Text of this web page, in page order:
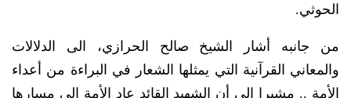
الحوثي.
من جانبه أشار الشيخ صالح الحرازي، الى الدلالات
والمعاني القرآنية التي يمثلها الشعار في البراءة من أعداء
الأمة .. مشيرا الى أن الشهيد القائد عاد الأمة إلى مسارها